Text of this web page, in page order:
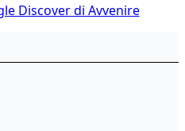
Discover di Avvenire